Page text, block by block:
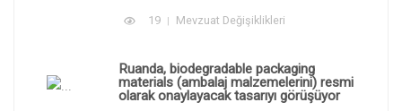
19 Mevzuat Değişiklikleri
Ruanda, biodegradable packaging
materials (ambalaj malzemelerini) resmi
olarak onaylayacak tasarıyı görüşüyor